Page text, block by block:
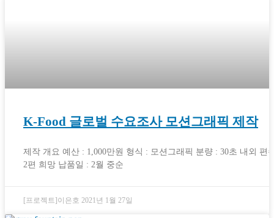
K-Food 글로벌 수요조사 모션그래픽 제작
제작 개요 예산 : 1,000만원 형식 : 모션그래픽 분량 : 30초 내외 편
2편 희망 납품일 : 2월 중순
[프로젝트]이은호 2021년 1월 27일